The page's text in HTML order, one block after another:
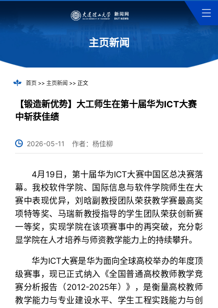
主页新闻
首页>> 主页新闻 >> 正文
【锻造新优势】大工师生在第十届华为ICT大赛
中斩获佳绩
2026-05-11 作者：杨佳柳
4月19日，第十届华为ICT大赛中国区总决赛落
幕。我校软件学院、国际信息与软件学院师生在大
赛中表现优异，刘晗副教授团队荣获教学赛最高奖
项特等奖、马瑞新教授指导的学生团队荣获创新赛
一等奖，实现学院在该项赛事中的再突破，充分彰
显学院在人才培养与师资教学能力上的持续攀升。
华为ICT大赛是华为面向全球高校举办的年度顶
级赛事，现已正式纳入《全国普通高校教师教学竞
赛分析报告（2012-2025年）》，是衡量高校教师
教学能力与专业建设水平、学生工程实践能力与创